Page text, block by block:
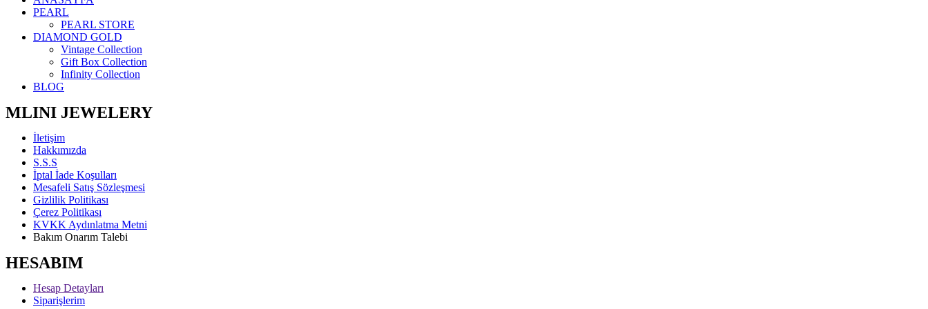
PEARL
PEARL STORE
DIAMOND GOLD
Vintage Collection
Gift Box Collection
Infinity Collection
BLOG
MLINI JEWELERY
İletişim
Hakkımızda
S.S.S
İptal İade Koşulları
Mesafeli Satış Sözleşmesi
Gizlilik Politikası
Çerez Politikası
KVKK Aydınlatma Metni
Bakım Onarım Talebi
HESABIM
Hesap Detayları
Siparişlerim